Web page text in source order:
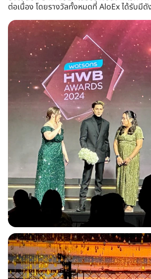
ต่อเนื่อง โดยรางวัลทั้งหมดที่ AloEx ได้รับมีดั